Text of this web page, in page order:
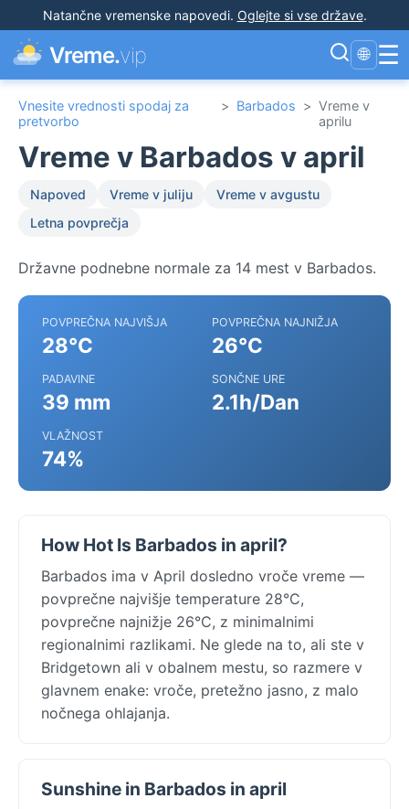
Natančne vremenske napovedi. Oglejte si vse države.
Vreme.vip 🌐 ☰
Vnesite vrednosti spodaj za
pretvorbo
> Barbados > Vreme v
aprilu
Vreme v Barbados v april
Napoved Vreme v juliju
Vreme v avgustu
Letna povprečja
Državne podnebne normale za 14 mest v Barbados.
POVPREČNA NAJVIŠJA
28°C
POVPREČNA NAJNIŽJA
26°C
PADAVINE
39 mm
SONČNE URE
2.1h/Dan
VLAŽNOST
74%
How Hot Is Barbados in april?
Barbados ima v April dosledno vroče vreme —
povprečne najvišje temperature 28°C,
povprečne najnižje 26°C, z minimalnimi
regionalnimi razlikami. Ne glede na to, ali ste v
Bridgetown ali v obalnem mestu, so razmere v
glavnem enake: vroče, pretežno jasno, z malo
nočnega ohlajanja.
Sunshine in Barbados in april